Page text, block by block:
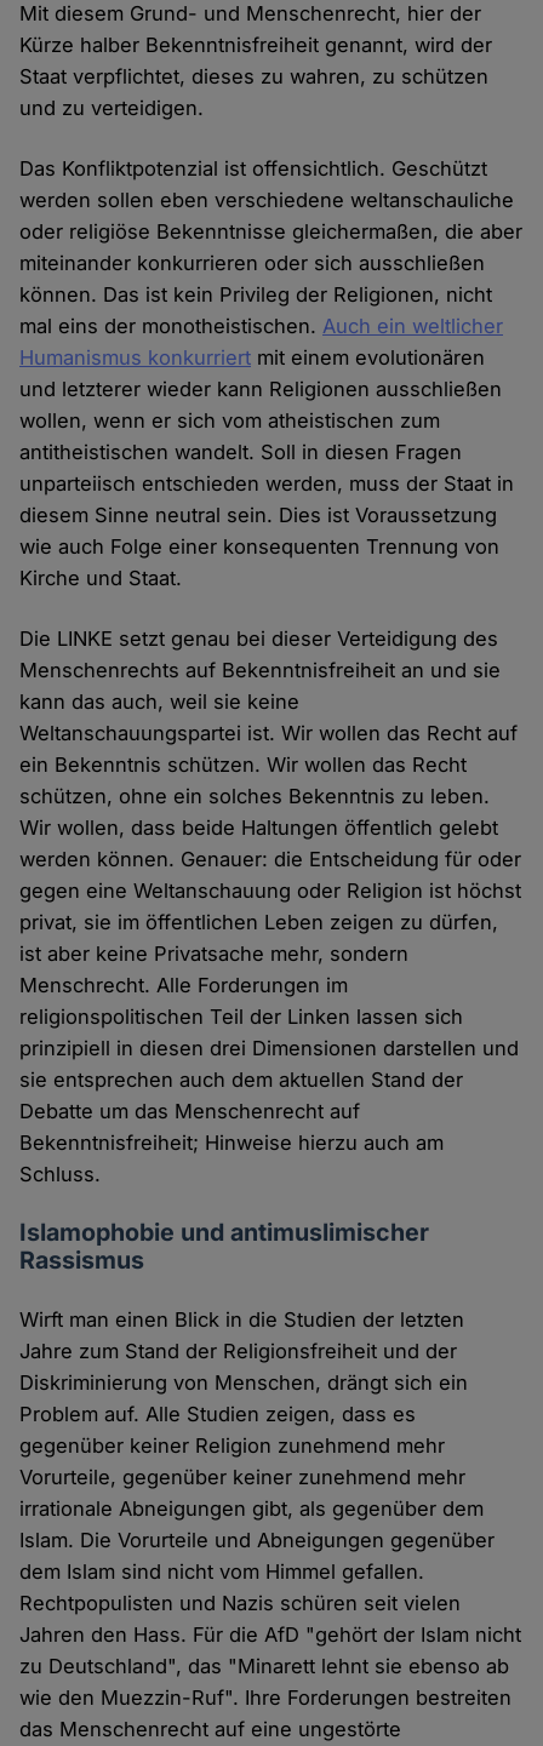
Mit diesem Grund- und Menschenrecht, hier der
Kürze halber Bekenntnisfreiheit genannt, wird der
Staat verpflichtet, dieses zu wahren, zu schützen
und zu verteidigen.
Das Konfliktpotenzial ist offensichtlich. Geschützt
werden sollen eben verschiedene weltanschauliche
oder religiöse Bekenntnisse gleichermaßen, die aber
miteinander konkurrieren oder sich ausschließen
können. Das ist kein Privileg der Religionen, nicht
mal eins der monotheistischen.Auch ein weltlicher
Humanismus konkurriert mit einem evolutionären
und letzterer wieder kann Religionen ausschließen
wollen, wenn er sich vom atheistischen zum
antitheistischen wandelt. Soll in diesen Fragen
unparteiisch entschieden werden, muss der Staat in
diesem Sinne neutral sein. Dies ist Voraussetzung
wie auch Folge einer konsequenten Trennung von
Kirche und Staat.
Die LINKE setzt genau bei dieser Verteidigung des
Menschenrechts auf Bekenntnisfreiheit an und sie
kann das auch, weil sie keine
Weltanschauungspartei ist. Wir wollen das Recht auf
ein Bekenntnis schützen. Wir wollen das Recht
schützen, ohne ein solches Bekenntnis zu leben.
Wir wollen, dass beide Haltungen öffentlich gelebt
werden können. Genauer: die Entscheidung für oder
gegen eine Weltanschauung oder Religion ist höchst
privat, sie im öffentlichen Leben zeigen zu dürfen,
ist aber keine Privatsache mehr, sondern
Menschrecht. Alle Forderungen im
religionspolitischen Teil der Linken lassen sich
prinzipiell in diesen drei Dimensionen darstellen und
sie entsprechen auch dem aktuellen Stand der
Debatte um das Menschenrecht auf
Bekenntnisfreiheit; Hinweise hierzu auch am
Schluss.
Islamophobie und antimuslimischer
Rassismus
Wirft man einen Blick in die Studien der letzten
Jahre zum Stand der Religionsfreiheit und der
Diskriminierung von Menschen, drängt sich ein
Problem auf. Alle Studien zeigen, dass es
gegenüber keiner Religion zunehmend mehr
Vorurteile, gegenüber keiner zunehmend mehr
irrationale Abneigungen gibt, als gegenüber dem
Islam. Die Vorurteile und Abneigungen gegenüber
dem Islam sind nicht vom Himmel gefallen.
Rechtpopulisten und Nazis schüren seit vielen
Jahren den Hass. Für die AfD "gehört der Islam nicht
zu Deutschland", das "Minarett lehnt sie ebenso ab
wie den Muezzin-Ruf". Ihre Forderungen bestreiten
das Menschenrecht auf eine ungestörte